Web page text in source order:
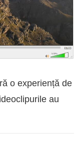
o experiență de
au